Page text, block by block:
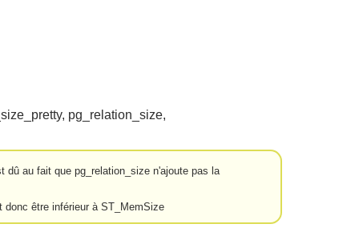
pg_relation_size,
dû au fait que pg_relation_size n'ajoute pas la
donc être inférieur à ST_MemSize